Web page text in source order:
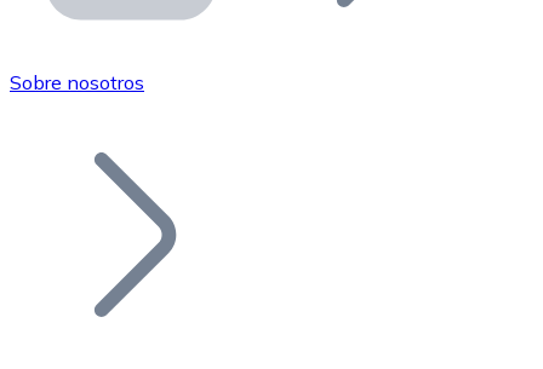
Únete a nuestra red de distribuidores.
Añade tu proyecto a nuestro ecosistema.
Sobre nosotros